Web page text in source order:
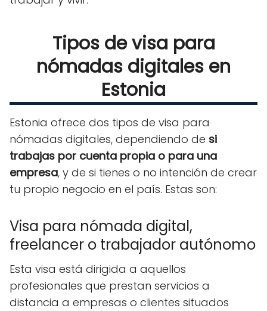
Tipos de visa para
nómadas digitales en
Estonia
Estonia ofrece dos tipos de visa para
nómadas digitales, dependiendo de si
trabajas por cuenta propia o para una
empresa, y de si tienes o no intención de crear
tu propio negocio en el país. Estas son:
Visa para nómada digital,
freelancer o trabajador autónomo
Esta visa está dirigida a aquellos
profesionales que prestan servicios a
distancia a empresas o clientes situados